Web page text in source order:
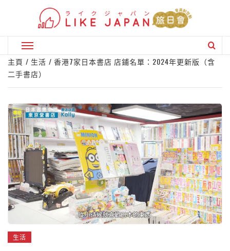
Primary
Menu
主頁 生活
香港7家日本書店 店鋪名單：2024年更新版（含
二手書店）
生活